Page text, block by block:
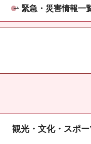
緊急・災害情報一
観光・文化・スポー